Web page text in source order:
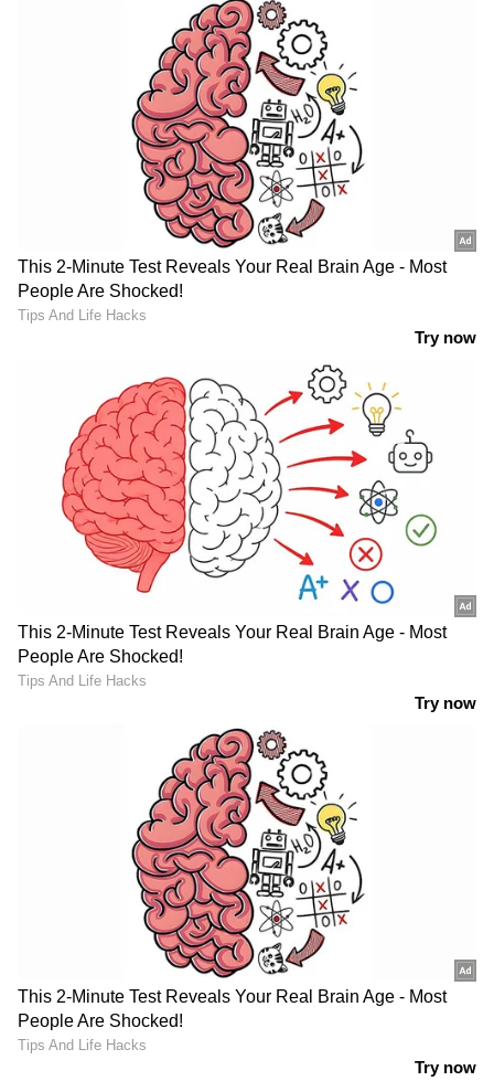
അക്കൗണ്ടിൽനിന്നാണ് അപേക്ഷകയുടെ
പണമടച്ചത്. അപേക്ഷയുടെ കാര്യങ്ങൾക്കായി
മറ്റു സെക്‌ഷനുകളിൽ നേരിട്ടുപോയി
ഇടപെട്ടതായും കണ്ടെത്തിയിട്ടുണ്ട്